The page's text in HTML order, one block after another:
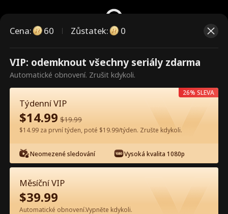
Toto jsou placené epizody.
Odemkněte pro sledování.
60
Sledujte zdarma v aplikaci
Cena: 60 Zůstatek: 0
VIP: odemknout všechny seriály zdarma
Automatické obnovení. Zrušit kdykoli.
Týdenní VIP
$14.99 $19.99
$14.99 za první týden, poté $19.99/týden. Zrušte kdykoli.
Neomezené sledování Vysoká kvalita 1080p
26% SLEVA
Měsíční VIP
$39.99
Automatické obnovení.Vypněte kdykoli.